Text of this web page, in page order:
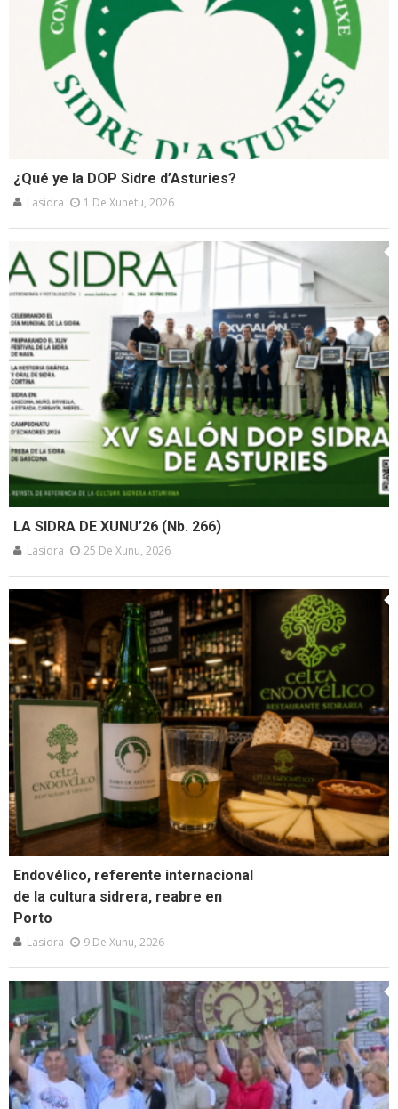
¿Qué ye la DOP Sidre d’Asturies?
Lasidra 1 De Xunetu, 2026
LA SIDRA DE XUNU’26 (Nb. 266)
Lasidra 25 De Xunu, 2026
Endovélico, referente internacional
de la cultura sidrera, reabre en
Porto
Lasidra 9 De Xunu, 2026